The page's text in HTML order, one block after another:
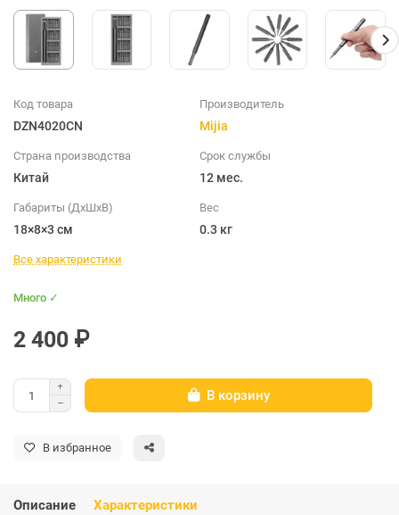
Код товара
DZN4020CN
Производитель
Mijia
Страна производства
Китай
Срок службы
12 мес.
Габариты (ДхШхВ)
18×8×3 см
Вес
0.3 кг
Все характеристики
Много ✓
2 400 ₽
В корзину
В избранное
Описание Характеристики